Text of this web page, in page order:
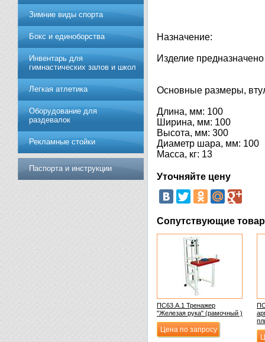
Назначение:
Изделие
Основные размеры,
Длина, мм: 100
Ширина, мм: 100
Высота, мм: 300
Диаметр шара, мм: 100
Масса, кг: 13
Уточняйте цену
Сопутствующие
ПС63.А.1 Тренажер
"Железая рука" (рамочный )
Цена по запросу
Зимние виды спорта
Бокс и единоборства
Инвентарь для
гимнастических залов и школ
Легкая атлетика
Оборудование для
раздевалок
Рекламные стойки
Паспорта и инструкции